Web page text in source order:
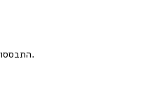
התבססות על שווי בלבד, לא על מחיר.